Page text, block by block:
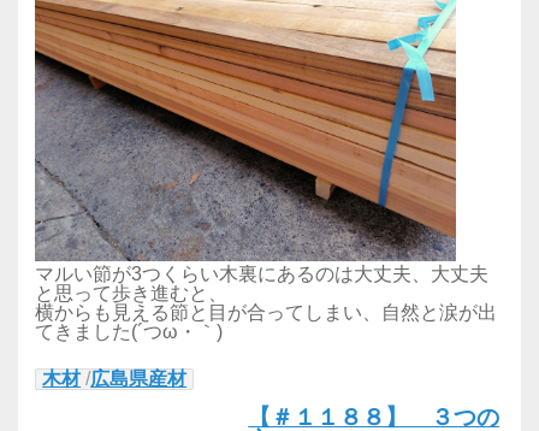
マルい節が3つくらい木裏にあるのは大丈夫、大丈夫
と思って歩き進むと、
横からも見える節と目が合ってしまい、自然と涙が出
てきました(´つω・｀)
木材/広島県産材
【＃１１８８】 ３つの